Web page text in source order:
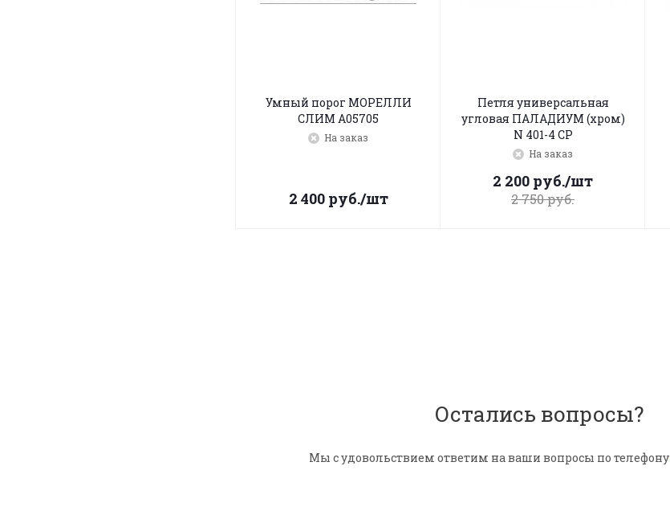
Умный порог МОРЕЛЛИ
СЛИМ A05705
На заказ
2 400руб./шт
Петля универсальная
угловая ПАЛАДИУМ (хром)
N 401-4 CP
На заказ
2 200 руб./шт
2 750руб.
Остались вопросы?
Мы с удовольствием ответим на ваши вопросы по телефону